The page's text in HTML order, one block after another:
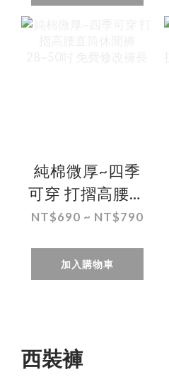
費改長
純棉微厚~四季
可穿 打摺高腰直
筒休閒褲 28~50
NT$690 ~ NT$790
加入購物車
西裝褲